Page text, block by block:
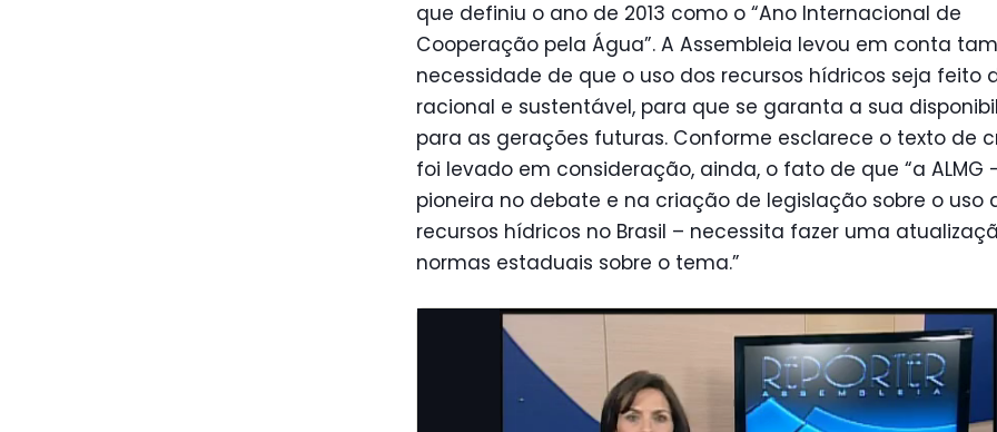
que definiu o ano de 2013 como o “Ano Internacional de
Cooperação pela Água”. A Assembleia levou em conta
necessidade de que o uso dos recursos hídricos seja feito
racional e sustentável, para que se garanta a sua
para as gerações futuras. Conforme esclarece o texto de
foi levado em consideração, ainda, o fato de que “a ALMG
pioneira no debate e na criação de legislação sobre o uso
recursos hídricos no Brasil – necessita fazer uma
normas estaduais sobre o tema.”